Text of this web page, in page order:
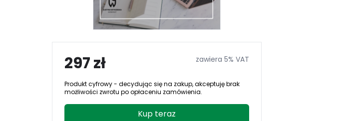
297 zł zawiera 5% VAT
Produkt cyfrowy - decydując się na zakup, akceptuję brak
możliwości zwrotu po opłaceniu zamówienia.
Kup teraz